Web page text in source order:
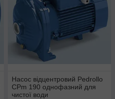
Насос відцентровий Pedrollo
CPm 190 однофазний для
чистої води